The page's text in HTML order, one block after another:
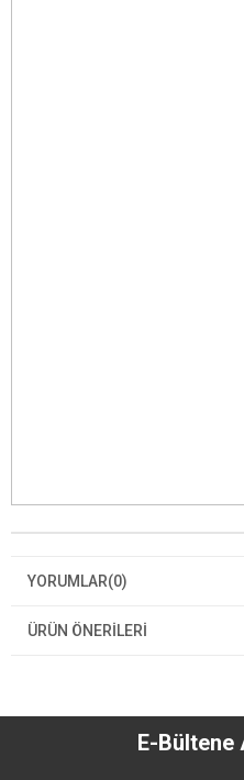
YORUMLAR(0)
ÜRÜN ÖNERILERI
E-Bültene